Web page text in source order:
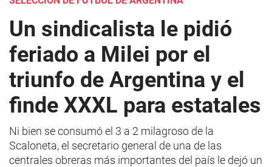
Un sindicalista le pidió
feriado a Milei por el
triunfo de Argentina y el
finde XXXL para estatales
Ni bien se consumó el 3 a 2 milagroso de la
Scaloneta, el secretario general de una de las
centrales obreras más importantes del país le dejó un